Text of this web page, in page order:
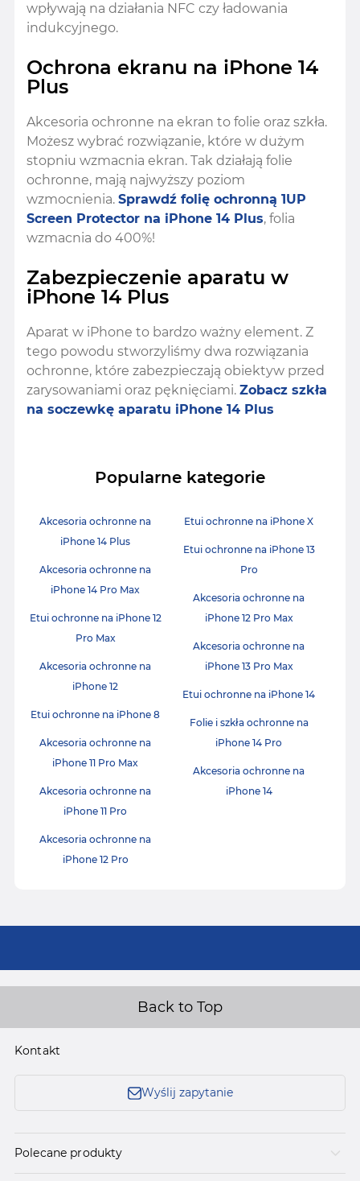
wpływają na działania NFC czy ładowania
indukcyjnego.
Ochrona ekranu na iPhone 14
Plus
Akcesoria ochronne na ekran to folie oraz szkła.
Możesz wybrać rozwiązanie, które w dużym
stopniu wzmacnia ekran. Tak działają folie
ochronne, mają najwyższy poziom
wzmocnienia. Sprawdź folię ochronną 1UP
Screen Protector na iPhone 14 Plus, folia
wzmacnia do 400%!
Zabezpieczenie aparatu w
iPhone 14 Plus
Aparat w iPhone to bardzo ważny element. Z
tego powodu stworzyliśmy dwa rozwiązania
ochronne, które zabezpieczają obiektyw przed
zarysowaniami oraz pęknięciami. Zobacz szkła
na soczewkę aparatu iPhone 14 Plus
Popularne kategorie
Akcesoria ochronne na
iPhone 14 Plus
Akcesoria ochronne na
iPhone 14 Pro Max
Etui ochronne na iPhone 12
Pro Max
Akcesoria ochronne na
iPhone 12
Etui ochronne na iPhone 8
Akcesoria ochronne na
iPhone 11 Pro Max
Akcesoria ochronne na
iPhone 11 Pro
Akcesoria ochronne na
iPhone 12 Pro
Etui ochronne na iPhone X
Etui ochronne na iPhone 13
Pro
Akcesoria ochronne na
iPhone 12 Pro Max
Akcesoria ochronne na
iPhone 13 Pro Max
Etui ochronne na iPhone 14
Folie i szkła ochronne na
iPhone 14 Pro
Akcesoria ochronne na
iPhone 14
Back to Top
Kontakt
Wyślij zapytanie
Polecane produkty